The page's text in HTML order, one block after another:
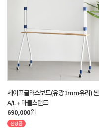
세이프글라스보드(유광 1mm유리) 씬
A/L + 마블스탠드
690,000원